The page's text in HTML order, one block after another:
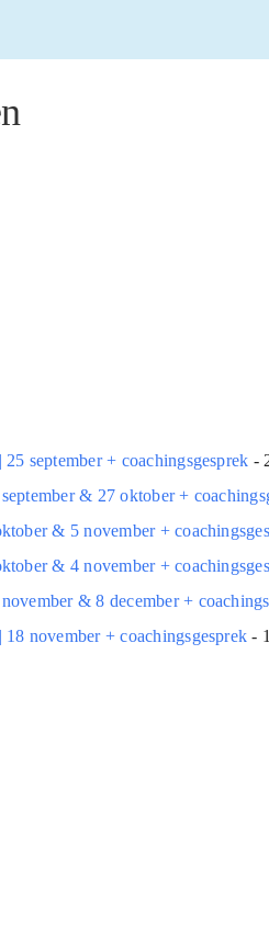
september + coachingsgesprek -
& 27 oktober +
& 5 november +
& 4 november +
& 8 december +
november + coachingsgesprek -